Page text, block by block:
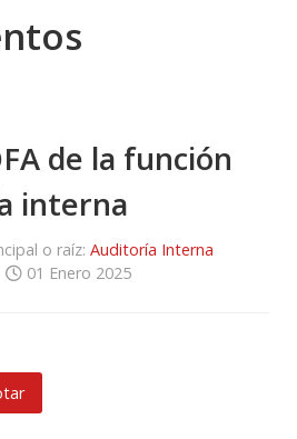
de la función
interna
o raíz: Auditoría Interna
01 Enero 2025